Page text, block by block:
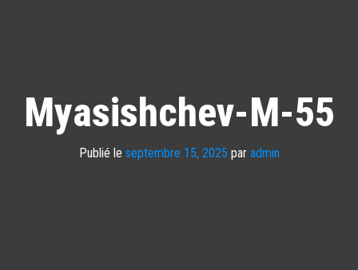
Myasishchev-M-55
Publié le septembre 15, 2025 par admin